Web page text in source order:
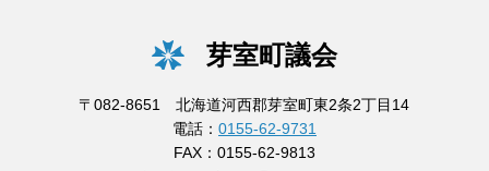
芽室町議会
〒082-8651 北海道河西郡芽室町東2条2丁目14
電話： 0155-62-9731
FAX：0155-62-9813